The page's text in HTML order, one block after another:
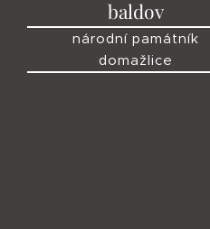
baldov
národní památník
domažlice